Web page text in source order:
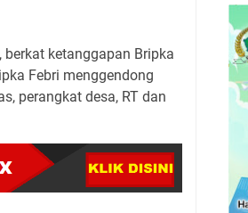
ketanggapan Bripka
Febri menggendong
perangkat desa, RT dan